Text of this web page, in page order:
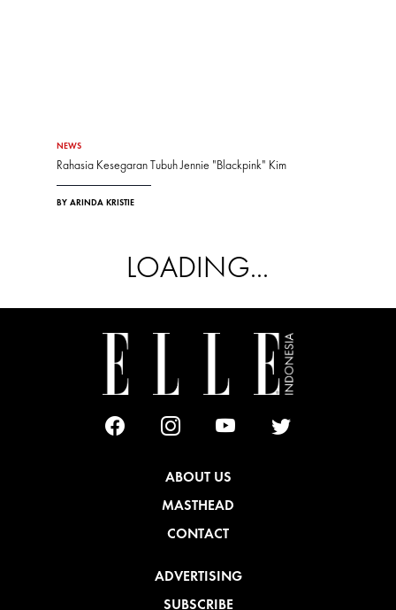
NEWS
Rahasia Kesegaran Tubuh Jennie "Blackpink" Kim
BY ARINDA KRISTIE
LOADING...
ABOUT US
MASTHEAD
CONTACT
ADVERTISING
SUBSCRIBE